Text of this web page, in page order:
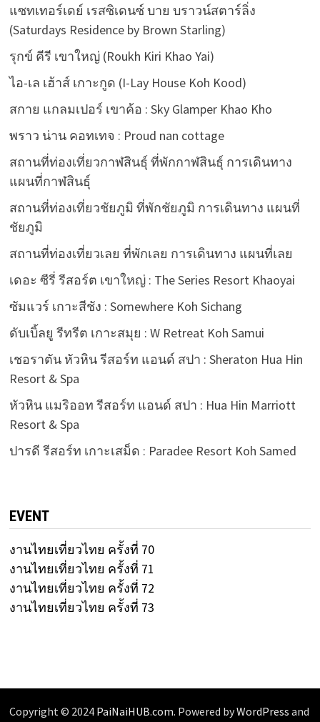
แซทเทอร์เดย์ เรสซิเดนซ์ บาย บราวน์สตาร์ลิ่ง
(Saturdays Residence by Brown Starling)
รุกข์ คีรี เขาใหญ่ (Roukh Kiri Khao Yai)
ไอ-เล เฮ้าส์ เกาะกูด (I-Lay House Koh Kood)
สกาย แกลมเปอร์ เขาค้อ : Sky Glamper Khao Kho
พราว น่าน คอทเทจ : Proud nan cottage
สถานที่ท่องเที่ยวกาฬสินธุ์ ที่พักกาฬสินธุ์ การเดินทาง
แผนที่กาฬสินธุ์
สถานที่ท่องเที่ยวชัยภูมิ ที่พักชัยภูมิ การเดินทาง แผนที่
ชัยภูมิ
สถานที่ท่องเที่ยวเลย ที่พักเลย การเดินทาง แผนที่เลย
เดอะ ซีรี่ รีสอร์ต เขาใหญ่ : The Series Resort Khaoyai
ซัมแวร์ เกาะสีชัง : Somewhere Koh Sichang
ดับเบิ้ลยู รีทรีต เกาะสมุย : W Retreat Koh Samui
เชอราตัน หัวหิน รีสอร์ท แอนด์ สปา : Sheraton Hua Hin
Resort & Spa
หัวหิน แมริออท รีสอร์ท แอนด์ สปา : Hua Hin Marriott
Resort & Spa
ปารดี รีสอร์ท เกาะเสม็ด : Paradee Resort Koh Samed
EVENT
งานไทยเที่ยวไทย ครั้งที่ 70
งานไทยเที่ยวไทย ครั้งที่ 71
งานไทยเที่ยวไทย ครั้งที่ 72
งานไทยเที่ยวไทย ครั้งที่ 73
Copyright © 2024 PaiNaiHUB.com. Powered byWordPress and